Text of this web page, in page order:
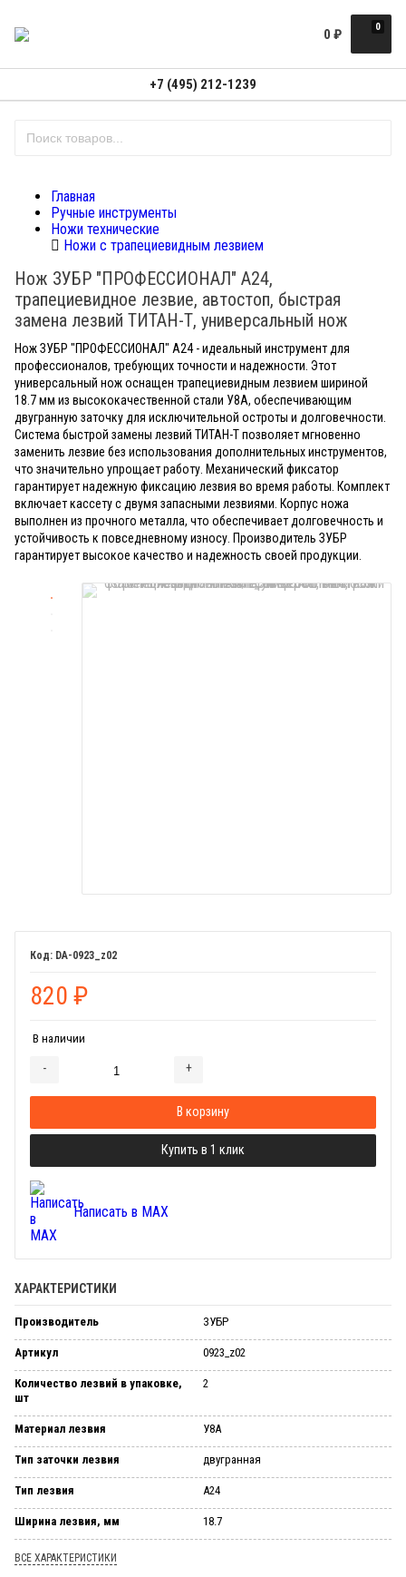
0
0 ₽
+7 (495) 212-1239
Главная
Ручные инструменты
Ножи технические
Ножи с трапециевидным лезвием
Нож ЗУБР "ПРОФЕССИОНАЛ" А24,
трапециевидное лезвие, автостоп, быстрая
замена лезвий ТИТАН-Т, универсальный нож
Нож ЗУБР "ПРОФЕССИОНАЛ" А24 - идеальный инструмент для
профессионалов, требующих точности и надежности. Этот
универсальный нож оснащен трапециевидным лезвием шириной
18.7 мм из высококачественной стали У8А, обеспечивающим
двугранную заточку для исключительной остроты и долговечности.
Система быстрой замены лезвий ТИТАН-Т позволяет мгновенно
заменить лезвие без использования дополнительных инструментов,
что значительно упрощает работу. Механический фиксатор
гарантирует надежную фиксацию лезвия во время работы. Комплект
включает кассету с двумя запасными лезвиями. Корпус ножа
выполнен из прочного металла, что обеспечивает долговечность и
устойчивость к повседневному износу. Производитель ЗУБР
гарантирует высокое качество и надежность своей продукции.
DA-0923_z02
820 ₽
В наличии
- +
В корзину
Купить в 1 клик
Написать в MAX
ХАРАКТЕРИСТИКИ
Производитель ЗУБР
Артикул 0923_z02
Количество лезвий в упаковке,
шт
2
Материал лезвия У8А
Тип заточки лезвия двугранная
Тип лезвия А24
Ширина лезвия, мм 18.7
ВСЕ ХАРАКТЕРИСТИКИ